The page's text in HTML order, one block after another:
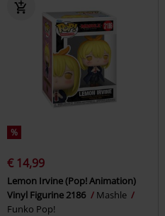
%
€ 14,99
Lemon Irvine (Pop! Animation)
Vinyl Figurine 2186
Mashle
Funko Pop!